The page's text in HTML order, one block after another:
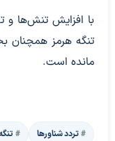
با افزایش تنش‌ها و
تنگه هرمز همچنان
مانده است.
تردد شناورها